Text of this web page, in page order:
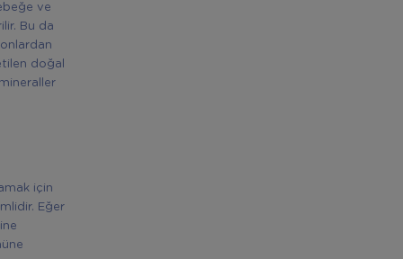
ve
Bu da
doğal
için
Eğer